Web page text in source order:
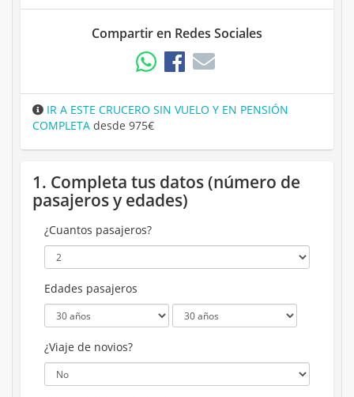
Compartir en Redes Sociales
IR A ESTE CRUCERO SIN VUELO Y EN PENSIÓN
COMPLETA desde 975€
1. Completa tus datos (número de
pasajeros y edades)
¿Cuantos pasajeros?
Edades pasajeros
¿Viaje de novios?